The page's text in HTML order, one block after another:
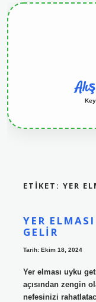
ETIKET: YER
YER
GELIR
Tarih: Ekim 18, 2024
Yer elması uyku
açısından zengin
nefesinizi